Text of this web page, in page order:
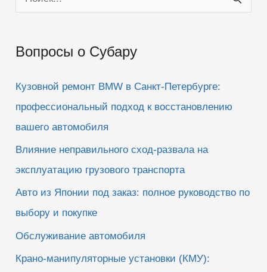
о
с
Вопросы о Субару
Кузовной ремонт BMW в Санкт-Петербурге:
профессиональный подход к восстановлению
вашего автомобиля
Влияние неправильного сход-развала на
эксплуатацию грузового транспорта
Авто из Японии под заказ: полное руководство по
выбору и покупке
Обслуживание автомобиля
Крано-манипуляторные установки (КМУ):